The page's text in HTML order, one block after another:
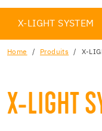
X-LIGHT SYSTEM
Home Produits X-
X-LIGHT